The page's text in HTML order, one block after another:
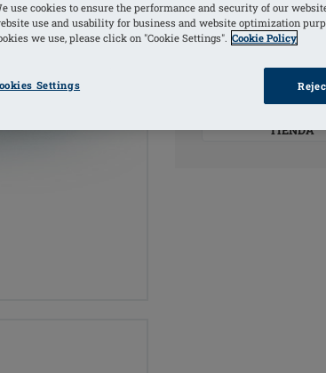
Marfil(Selected)
TIENDA
use cookies to ensure the performance and security of our
use and usability for business and website optimization
we use, please click on "Cookie Settings". Cookie Policy
Settings